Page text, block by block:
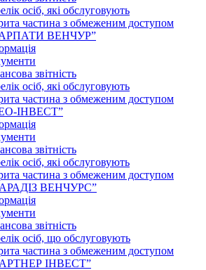
осіб, які обслуговують
частина з обмеженим доступом
ВЕНЧУР”
звітність
осіб, які обслуговують
частина з обмеженим доступом
ІНВЕСТ”
звітність
осіб, які обслуговують
частина з обмеженим доступом
ВЕНЧУРС”
звітність
осіб, що обслуговують
частина з обмеженим доступом
ІНВЕСТ”